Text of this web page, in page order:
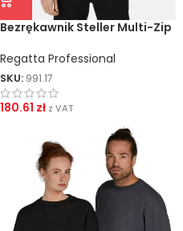
Bezrękawnik Steller Multi-Zip
Regatta Professional
SKU: 991.17
180.61 zł z VAT